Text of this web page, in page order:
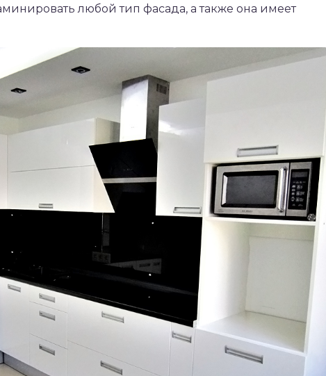
любой тип фасада, а также она имеет